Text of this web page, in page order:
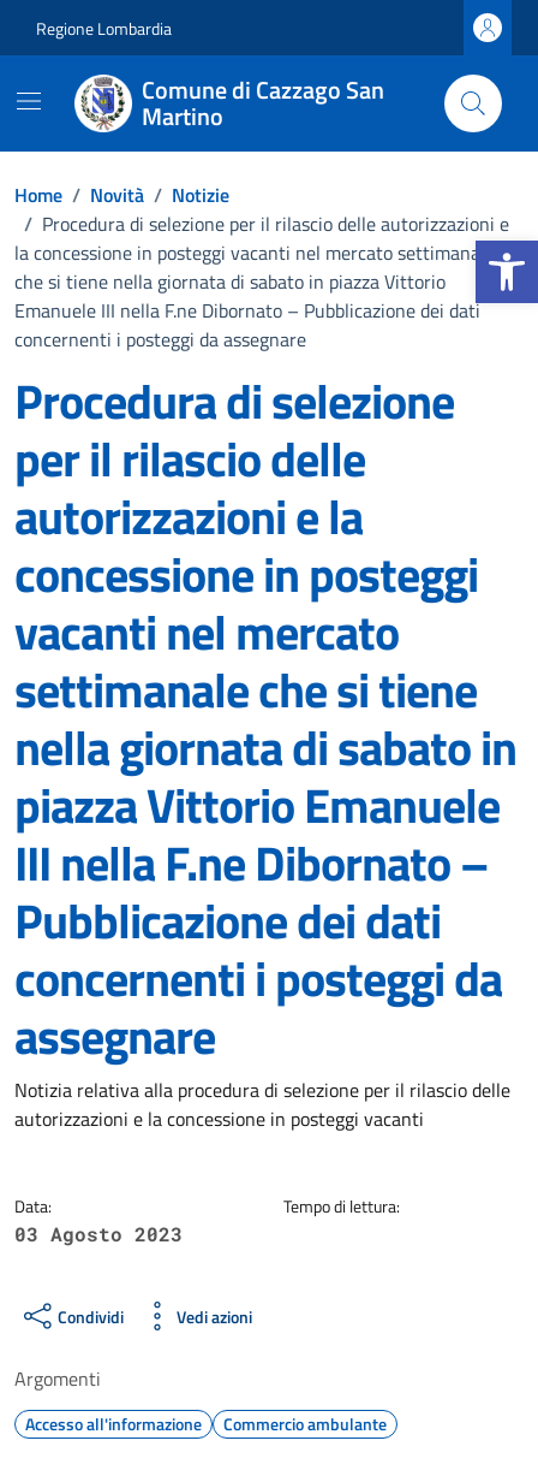
Apri la
Regione Lombardia
Comune di Cazzago San
Martino
Home / Novità / Notizie
/ Procedura di selezione per il rilascio delle autorizzazioni e
la concessione in posteggi vacanti nel mercato settimanale
che si tiene nella giornata di sabato in piazza Vittorio
Emanuele III nella F.ne Dibornato – Pubblicazione dei dati
concernenti i posteggi da assegnare
Procedura di selezione
per il rilascio delle
autorizzazioni e la
concessione in posteggi
vacanti nel mercato
settimanale che si tiene
nella giornata di sabato in
piazza Vittorio Emanuele
III nella F.ne Dibornato –
Pubblicazione dei dati
concernenti i posteggi da
assegnare
Dettagli della notizia
Notizia relativa alla procedura di selezione per il rilascio delle
autorizzazioni e la concessione in posteggi vacanti
Data:
03 Agosto 2023
Tempo di lettura:
Condividi Vedi azioni
Argomenti
Accesso all'informazione Commercio ambulante